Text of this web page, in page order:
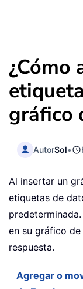
¿Cómo
gráfico
AutorSol•
Al insertar un
etiquetas de
en su gráfico
respuesta.
Agregar o